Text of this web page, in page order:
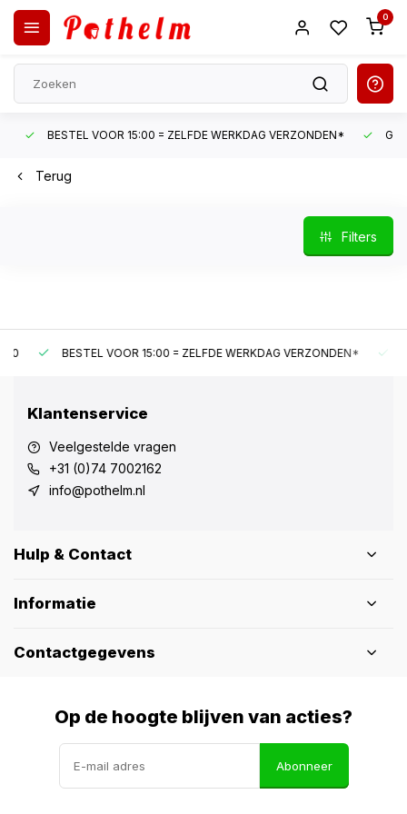
0
BESTEL VOOR 15:00 = ZELFDE WERKDAG VERZONDEN*
Terug
Filters
BESTEL VOOR 15:00 = ZELFDE WERKDAG VERZONDEN*
Klantenservice
Veelgestelde vragen
+31 (0)74 7002162
info@pothelm.nl
Hulp & Contact
Informatie
Contactgegevens
Op de hoogte blijven van acties?
Abonneer